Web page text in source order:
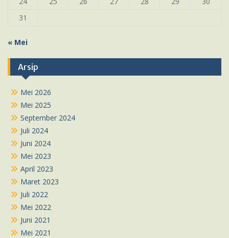
31
« Mei
Arsip
Mei 2026
Mei 2025
September 2024
Juli 2024
Juni 2024
Mei 2023
April 2023
Maret 2023
Juli 2022
Mei 2022
Juni 2021
Mei 2021